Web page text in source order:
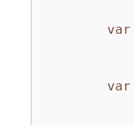
var
var